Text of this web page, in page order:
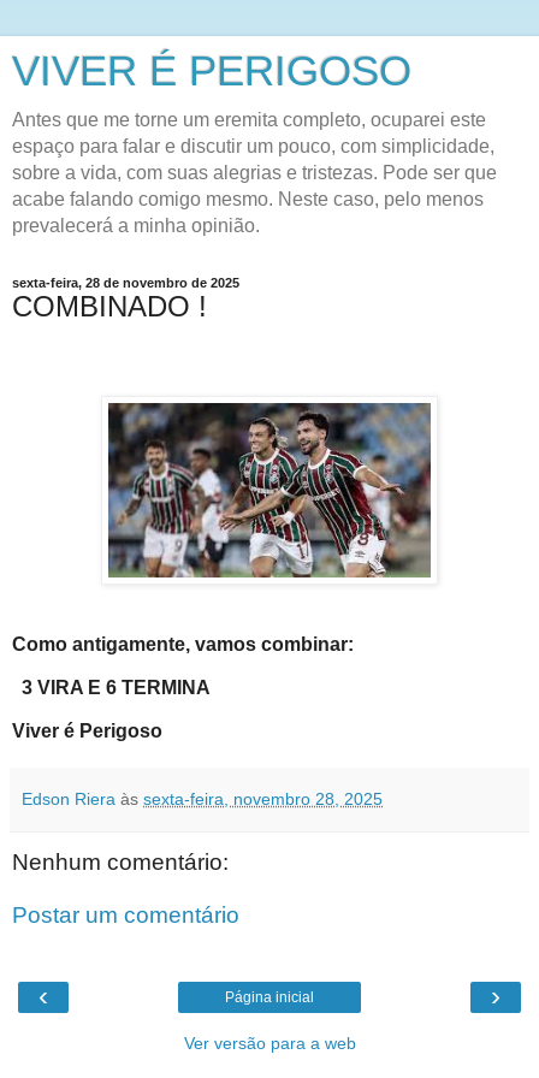
VIVER É PERIGOSO
Antes que me torne um eremita completo, ocuparei este
espaço para falar e discutir um pouco, com simplicidade,
sobre a vida, com suas alegrias e tristezas. Pode ser que
acabe falando comigo mesmo. Neste caso, pelo menos
prevalecerá a minha opinião.
sexta-feira, 28 de novembro de 2025
COMBINADO !
Como antigamente, vamos combinar:
3 VIRA E 6 TERMINA
Viver é Perigoso
Edson Riera às sexta-feira, novembro 28, 2025
Nenhum comentário:
Postar um comentário
‹ ›
Página inicial
Ver versão para a web